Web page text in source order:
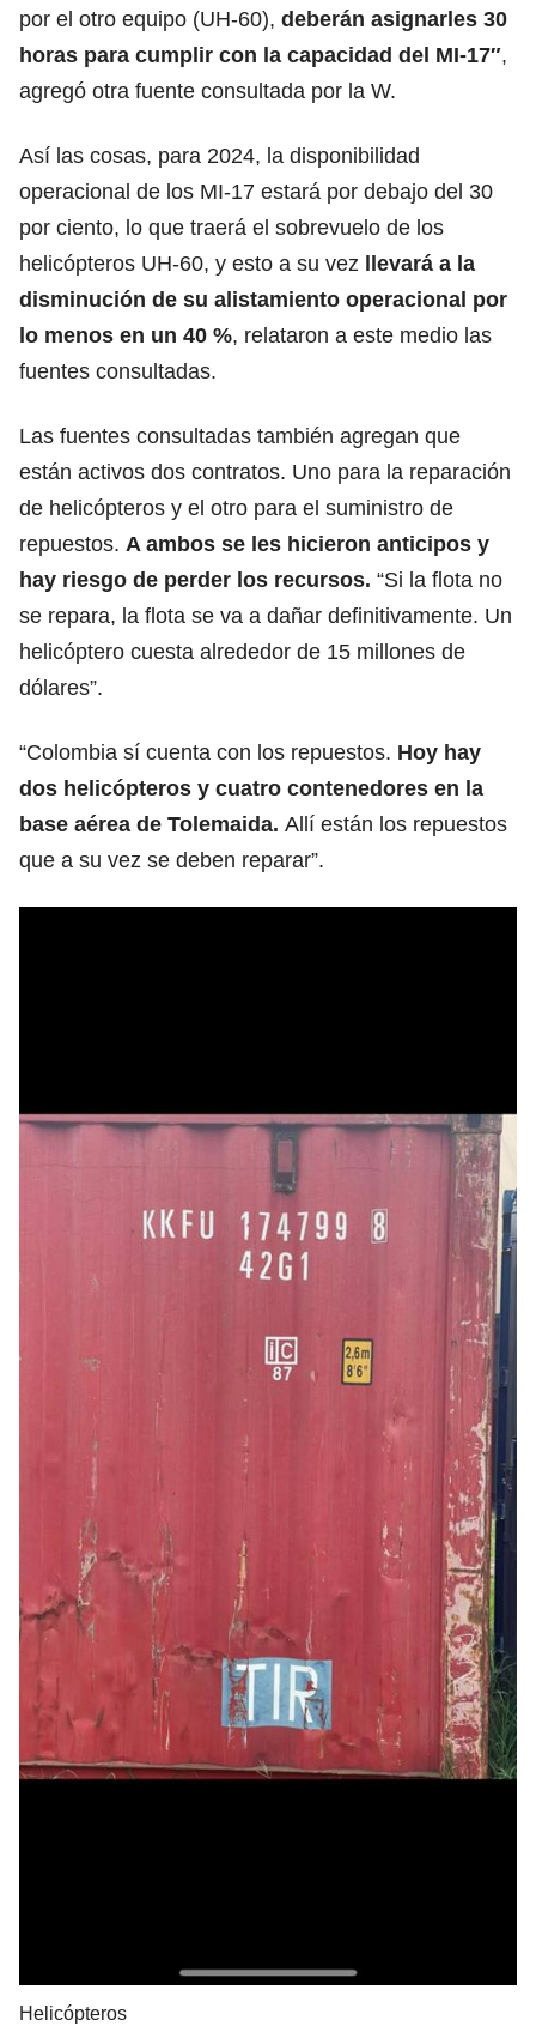
por el otro equipo (UH-60), deberán asignarles 30
horas para cumplir con la capacidad del MI-17″,
agregó otra fuente consultada por la W.
Así las cosas, para 2024, la disponibilidad
operacional de los MI-17 estará por debajo del 30
por ciento, lo que traerá el sobrevuelo de los
helicópteros UH-60, y esto a su vez llevará a la
disminución de su alistamiento operacional por
lo menos en un 40 %, relataron a este medio las
fuentes consultadas.
Las fuentes consultadas también agregan que
están activos dos contratos. Uno para la reparación
de helicópteros y el otro para el suministro de
repuestos. A ambos se les hicieron anticipos y
hay riesgo de perder los recursos. “Si la flota no
se repara, la flota se va a dañar definitivamente. Un
helicóptero cuesta alrededor de 15 millones de
dólares”.
“Colombia sí cuenta con los repuestos. Hoy hay
dos helicópteros y cuatro contenedores en la
base aérea de Tolemaida. Allí están los repuestos
que a su vez se deben reparar”.
Helicópteros